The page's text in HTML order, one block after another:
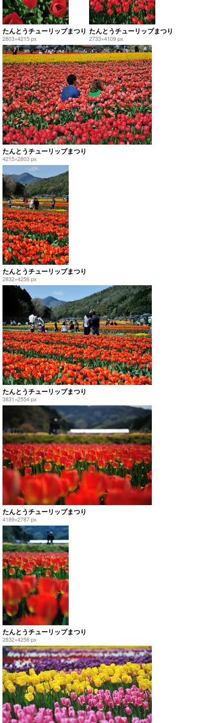
たんとうチューリップまつり
2803×4215 px
たんとうチューリップまつり
2733×4109 px
たんとうチューリップまつり
4215×2803 px
たんとうチューリップまつり
2832×4256 px
たんとうチューリップまつり
3831×2554 px
たんとうチューリップまつり
4189×2787 px
たんとうチューリップまつり
2832×4256 px